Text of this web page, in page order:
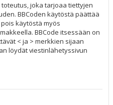
toteutus, joka tarjoaa tiettyjen
BBCoden käytöstä päättää
käytöstä myös
BBCode itsessään on
< ja > merkkien sijaan
löydät viestinlähetyssivun